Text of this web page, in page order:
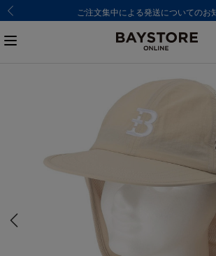
8,000円(税込)以上のご購入で送料